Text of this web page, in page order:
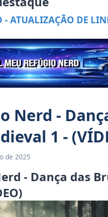
- ATUALIZAÇÃO DE
Nerd -
1 -
de 2025
- Dança das